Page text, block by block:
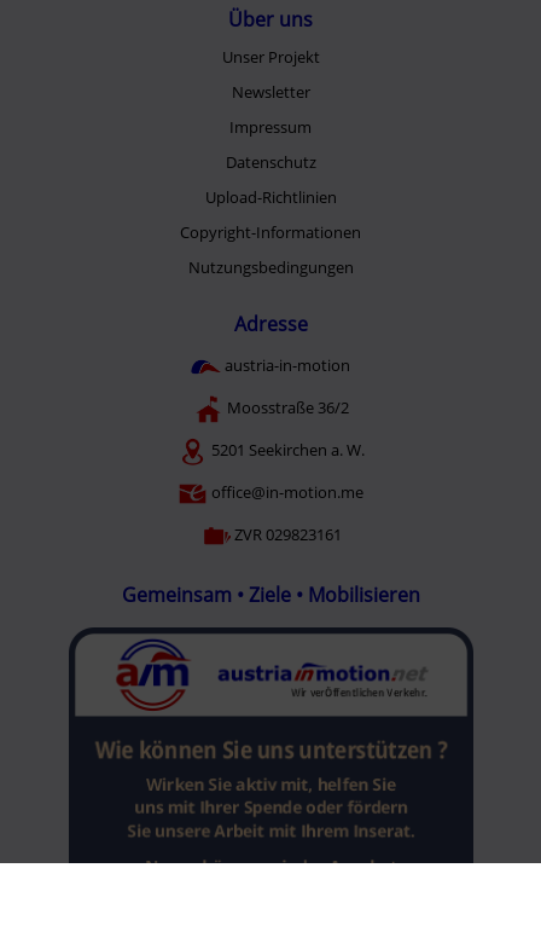
Über uns
Unser Projekt
Newsletter
Impressum
Datenschutz
Upload-Richtlinien
Copyright-Informationen
Nutzungsbedingungen
Adresse
austria-in-motion
Moosstraße 36/2
5201 Seekirchen a. W.
office@in-motion.me
ZVR 029823161
Gemeinsam • Ziele • Mobilisieren